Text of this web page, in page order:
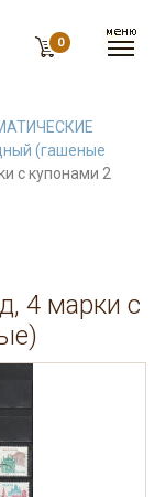
0
(гашеные
с купонами 2
4 марки с